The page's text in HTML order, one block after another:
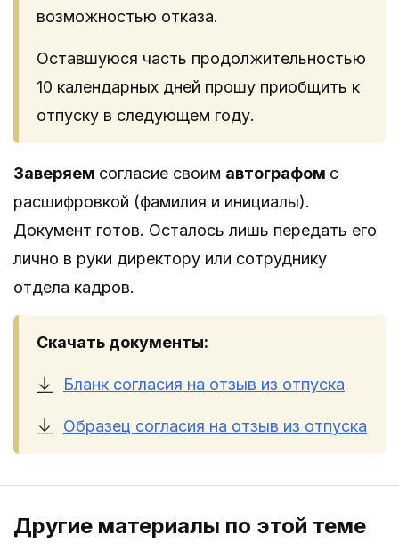
возможностью отказа.
Оставшуюся часть продолжительностью
10 календарных дней прошу приобщить к
отпуску в следующем году.
Заверяем согласие своим автографом с
расшифровкой (фамилия и инициалы).
Документ готов. Осталось лишь передать его
лично в руки директору или сотруднику
отдела кадров.
Скачать документы:
Бланк согласия на отзыв из отпуска
Образец согласия на отзыв из отпуска
Другие материалы по этой теме